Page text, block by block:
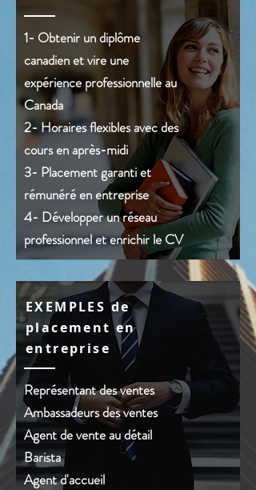
1- Obtenir un diplôme
canadien et vire une
expérience professionnelle au
Canada
2- Horaires flexibles avec des
cours en après-midi
3- Placement garanti et
rémunéré en entreprise
4- Développer un réseau
professionnel et enrichir le CV
EXEMPLES de
placement en
entreprise
Représentant des ventes
Ambassadeurs des ventes
Agent de vente au détail
Barista
Agent d'accueil